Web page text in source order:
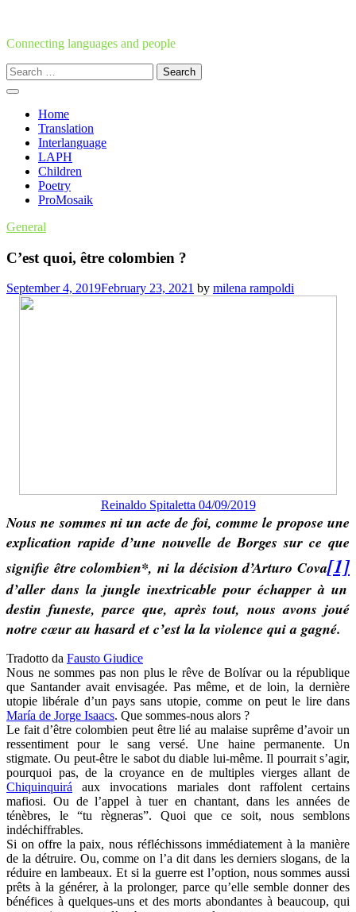
content
Connecting languages and people
Search
for:
Home
Translation
Interlanguage
LAPH
Children
Poetry
ProMosaik
General
C’est quoi, être colombien ?
September 4, 2019February 23, 2021 by milena rampoldi
Reinaldo Spitaletta 04/09/2019
Nous ne sommes ni un acte de foi, comme le propose une
explication rapide d’une nouvelle de Borges sur ce que
signifie être colombien*, ni la décision d’Arturo Cova[1]
d’aller dans la jungle inextricable pour échapper à un
destin funeste, parce que, après tout, nous avons joué
notre cœur au hasard et c’est la la violence qui a gagné.
Tradotto da Fausto Giudice
Nous ne sommes pas non plus le rêve de Bolívar ou la république
que Santander avait envisagée. Pas même, et de loin, la dernière
utopie libérale d’un pays sans utopie, comme on peut le lire dans
María de Jorge Isaacs. Que sommes-nous alors ?
Le fait d’être colombien peut être lié au malaise suprême d’avoir un
ressentiment pour le sang versé. Une haine permanente. Un
stigmate. Ou peut-être le sabot du diable lui-même. Il pourrait s’agir,
pourquoi pas, de la croyance en de multiples vierges allant de
Chiquinquirá aux invocations mariales dont raffolent certains
mafiosi. Ou de l’appel à tuer en chantant, dans les années de
ténèbres, le “tu règneras”. Quoi que ce soit, nous semblons
indéchiffrables.
Si on offre la paix, nous réfléchissons immédiatement à la manière
de la détruire. Ou, comme on l’a dit dans les derniers slogans, de la
réduire en lambeaux. Et si la guerre est l’option, nous sommes aussi
prêts à la générer, à la prolonger, parce qu’elle semble donner des
bénéfices à quelques-uns et des morts abondantes à beaucoup, qui